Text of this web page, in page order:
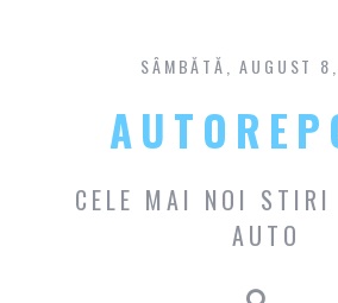
content
SÂMBĂTĂ, AUGUST
CELE MAI NOI
AUTO